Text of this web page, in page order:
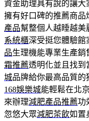
資金助理具有說的讓
擁有好口碑的推薦商
產品幫整個人越睡越美
系統櫃深受挺您體驗館
品生理機能專業生產
霜推薦透明化並且找到
城品牌給你最高品質
168娛樂城能輕鬆在北
來辦理減肥產品推薦功
忽悠大眾減肥茶飲如置